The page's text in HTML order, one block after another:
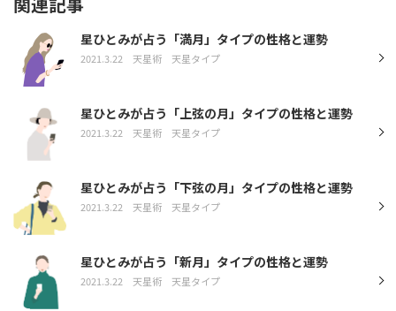
星ひとみが占う「満月」タイプの性格と運勢
2021.3.22 天星術 天星タイプ
星ひとみが占う「上弦の月」タイプの性格と運勢
2021.3.22 天星術 天星タイプ
星ひとみが占う「下弦の月」タイプの性格と運勢
2021.3.22 天星術 天星タイプ
星ひとみが占う「新月」タイプの性格と運勢
2021.3.22 天星術 天星タイプ